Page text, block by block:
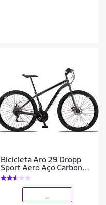
Bicicleta Aro 29 Dropp
Sport Aero Aço Carbono
21 Vel Marchas Freio a
Disco